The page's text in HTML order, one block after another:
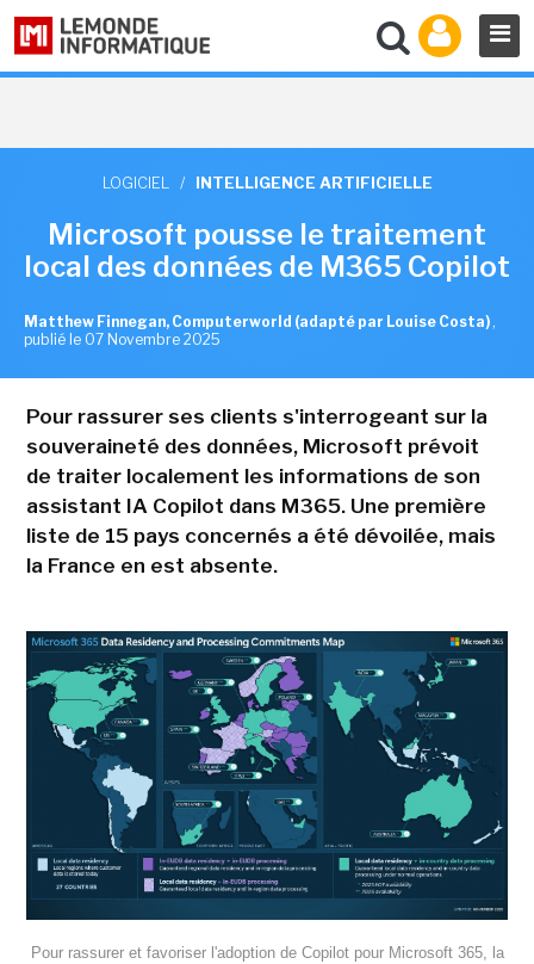
LOGICIEL / INTELLIGENCE ARTIFICIELLE
Microsoft pousse le traitement
local des données de M365 Copilot
Matthew Finnegan, Computerworld (adapté par Louise Costa) ,
publié le 07 Novembre 2025
Pour rassurer ses clients s'interrogeant sur la
souveraineté des données, Microsoft prévoit
de traiter localement les informations de son
assistant IA Copilot dans M365. Une première
liste de 15 pays concernés a été dévoilée, mais
la France en est absente.
Pour rassurer et favoriser l'adoption de Copilot pour Microsoft 365, la